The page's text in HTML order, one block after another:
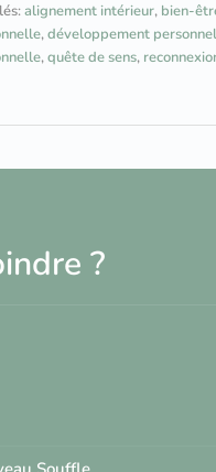
alignement intérieur, bien-
,développement personnel
,quête de sens,
?